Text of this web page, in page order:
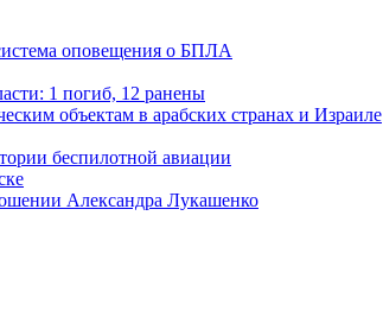
оповещения о БПЛА
1 погиб, 12 ранены
объектам в арабских странах и Израиле
беспилотной авиации
Александра Лукашенко